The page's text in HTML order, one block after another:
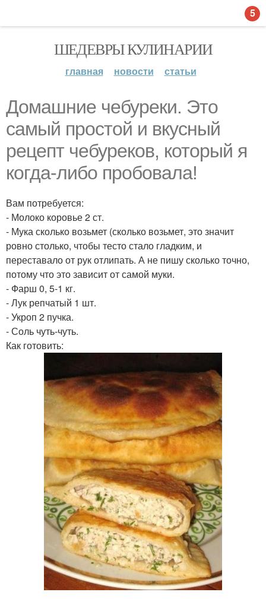
ШЕДЕВРЫ КУЛИНАРИИ
главная новости статьи
Домашние чебуреки. Это
самый простой и вкусный
рецепт чебуреков, который я
когда-либо пробовала!
Вам потребуется:
- Молоко коровье 2 ст.
- Мука сколько возьмет (сколько возьмет, это значит
ровно столько, чтобы тесто стало гладким, и
переставало от рук отлипать. А не пишу сколько точно,
потому что это зависит от самой муки.
- Фарш 0, 5-1 кг.
- Лук репчатый 1 шт.
- Укроп 2 пучка.
- Соль чуть-чуть.
Как готовить:
5